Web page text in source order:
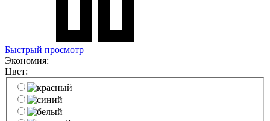
Быстрый просмотр
Экономия:
Цвет: